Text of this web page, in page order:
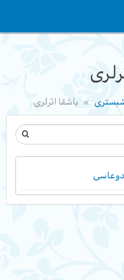
باشقا اثرلری
دوعاسی